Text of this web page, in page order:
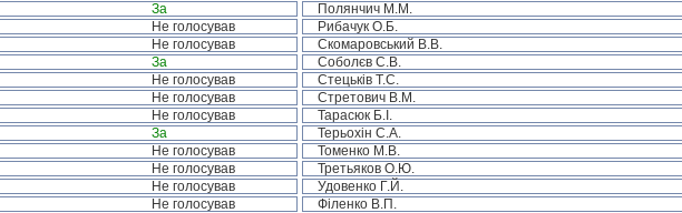
За Полянчич М.М.
Не голосував Рибачук О.Б.
Не голосував Скомаровський В.В.
За Соболєв С.В.
Не голосував Стецьків Т.С.
Не голосував Стретович В.М.
Не голосував Тарасюк Б.І.
За Терьохін С.А.
Не голосував Томенко М.В.
Не голосував Третьяков О.Ю.
Не голосував Удовенко Г.Й.
Не голосував Філенко В.П.